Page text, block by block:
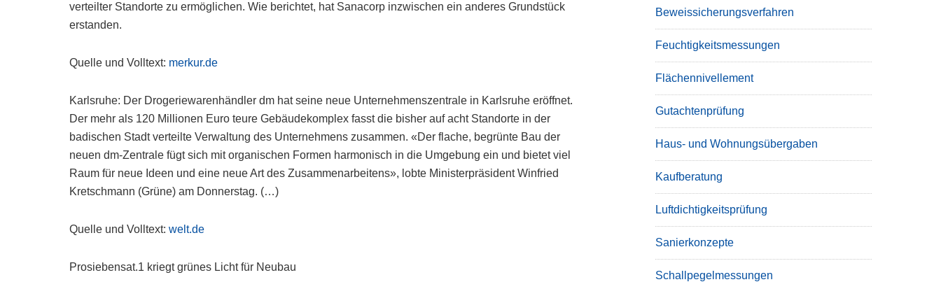
verteilter Standorte zu ermöglichen. Wie berichtet, hat Sanacorp inzwischen ein anderes Grundstück
erstanden.
Quelle und Volltext: merkur.de
Karlsruhe: Der Drogeriewarenhändler dm hat seine neue Unternehmenszentrale in Karlsruhe eröffnet.
Der mehr als 120 Millionen Euro teure Gebäudekomplex fasst die bisher auf acht Standorte in der
badischen Stadt verteilte Verwaltung des Unternehmens zusammen. «Der flache, begrünte Bau der
neuen dm-Zentrale fügt sich mit organischen Formen harmonisch in die Umgebung ein und bietet viel
Raum für neue Ideen und eine neue Art des Zusammenarbeitens», lobte Ministerpräsident Winfried
Kretschmann (Grüne) am Donnerstag. (…)
Quelle und Volltext:welt.de
Prosiebensat.1 kriegt grünes Licht für Neubau
Beweissicherungsverfahren
Feuchtigkeitsmessungen
Flächennivellement
Gutachtenprüfung
Haus- und Wohnungsübergaben
Kaufberatung
Luftdichtigkeitsprüfung
Sanierkonzepte
Schallpegelmessungen